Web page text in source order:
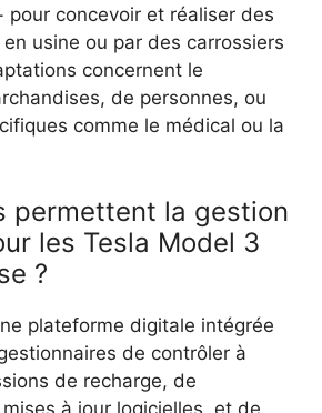
pour concevoir et réaliser des
usine ou par des carrossiers
concernent le
de personnes, ou
comme le médical ou la
permettent la gestion
les Tesla Model 3
?
plateforme digitale intégrée
de contrôler à
de recharge, de
à jour logicielles, et de